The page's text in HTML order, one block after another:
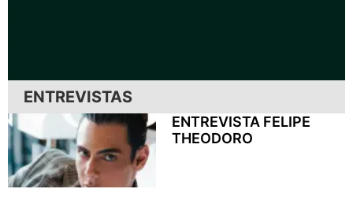
ENTREVISTAS
ENTREVISTA FELIPE
THEODORO